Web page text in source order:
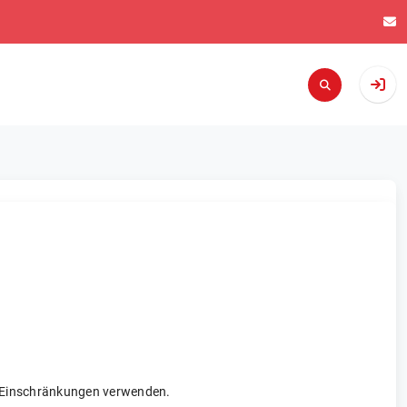
verwenden.